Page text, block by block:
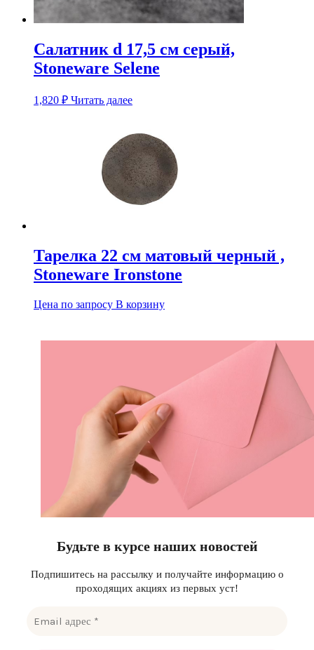
Салатник d 17,5 см серый,
Stoneware Selene
1,820 ₽ Читать далее
Тарелка 22 см матовый черный ,
Stoneware Ironstone
Цена по запросу В корзину
Будьте в курсе наших новостей
Подпишитесь на рассылку и получайте информацию о
проходящих акциях из первых уст!